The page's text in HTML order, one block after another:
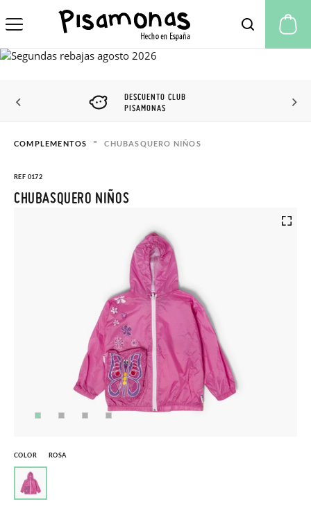
DESCUENTO CLUB
PISAMONAS
COMPLEMENTOS CHUBASQUERO NIÑOS
REF 0172
CHUBASQUERO NIÑOS
COLOR ROSA